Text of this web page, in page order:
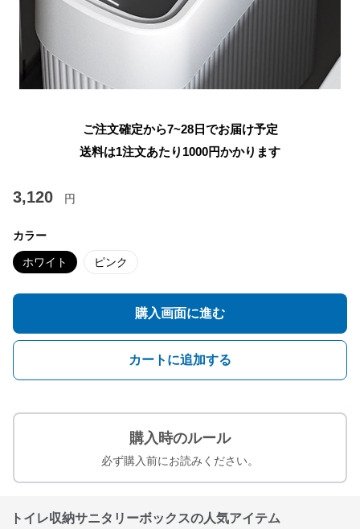
ご注文確定から7~28日でお届け予定
送料は1注文あたり 1000円かかります
3,120 円
カラー
ホワイト ピンク
購入画面に進む
カートに追加する
購入時のルール
必ず購入前にお読みください。
トイレ収納サニタリーボックスの人気アイテム